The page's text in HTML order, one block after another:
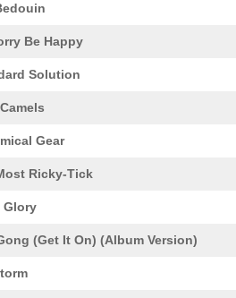
Be Happy
Solution
Gear
Ricky-Tick
Glory
(Get It On) (Album Version)